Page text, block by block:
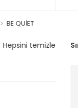
> BE QUİET
Hepsini temizle